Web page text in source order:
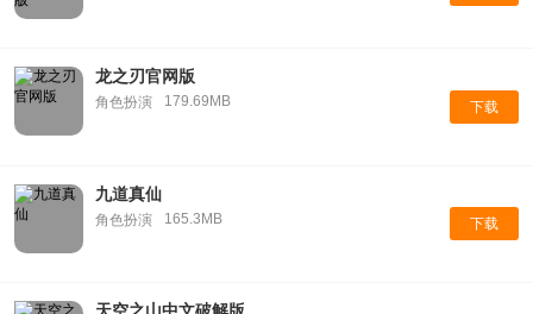
龙之刃官网版
角色扮演 179.69MB 下载
九道真仙
角色扮演 165.3MB 下载